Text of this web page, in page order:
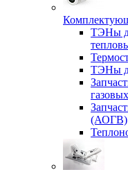
ТЭНы
ТЭНы
(АОГВ)